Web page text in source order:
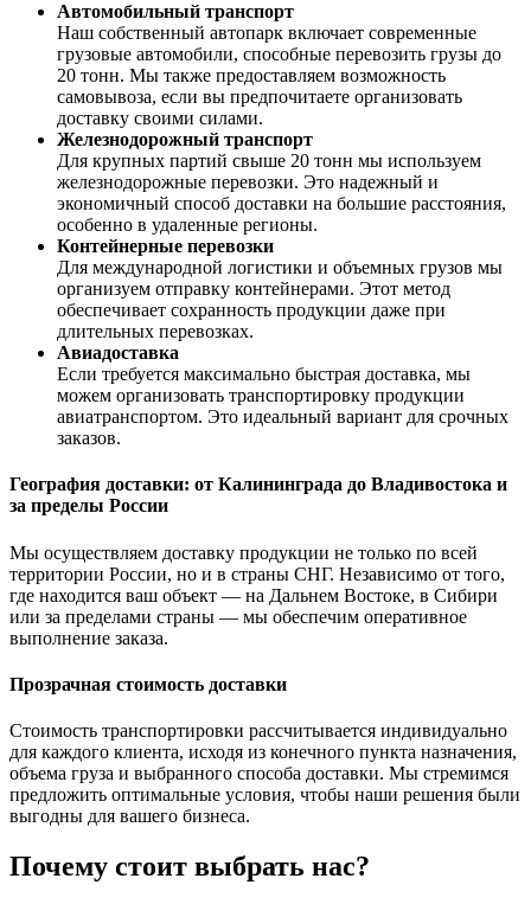
Автомобильный транспорт
Наш собственный автопарк включает современные
грузовые автомобили, способные перевозить грузы до
20 тонн. Мы также предоставляем возможность
самовывоза, если вы предпочитаете организовать
доставку своими силами.
Железнодорожный транспорт
Для крупных партий свыше 20 тонн мы используем
железнодорожные перевозки. Это надежный и
экономичный способ доставки на большие расстояния,
особенно в удаленные регионы.
Контейнерные перевозки
Для международной логистики и объемных грузов мы
организуем отправку контейнерами. Этот метод
обеспечивает сохранность продукции даже при
длительных перевозках.
Авиадоставка
Если требуется максимально быстрая доставка, мы
можем организовать транспортировку продукции
авиатранспортом. Это идеальный вариант для срочных
заказов.
География доставки: от Калининграда до Владивостока и
за пределы России
Мы осуществляем доставку продукции не только по всей
территории России, но и в страны СНГ. Независимо от того,
где находится ваш объект — на Дальнем Востоке, в Сибири
или за пределами страны — мы обеспечим оперативное
выполнение заказа.
Прозрачная стоимость доставки
Стоимость транспортировки рассчитывается индивидуально
для каждого клиента, исходя из конечного пункта назначения,
объема груза и выбранного способа доставки. Мы стремимся
предложить оптимальные условия, чтобы наши решения были
выгодны для вашего бизнеса.
Почему стоит выбрать нас?